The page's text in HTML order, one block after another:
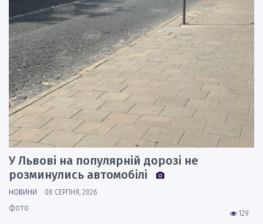
У Львові на популярній дорозі не
розминулись автомобілі
НОВИНИ 08 СЕРПНЯ, 2026
129
фото